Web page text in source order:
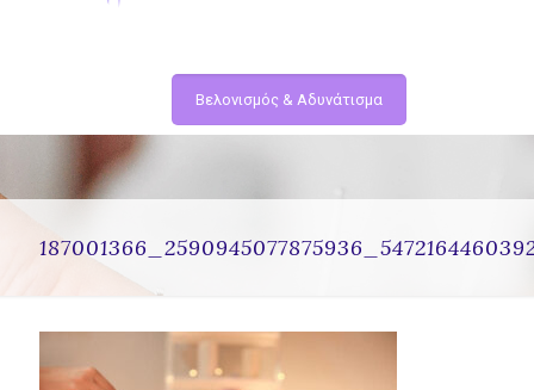
Βελονισμός & Αδυνάτισμα